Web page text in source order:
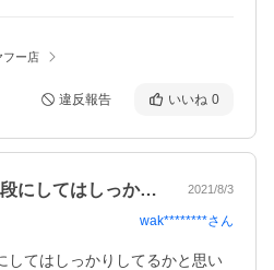
フー店
違反報告 いいね 0
シンプルに使えて、値段にしてはしっかり… 2021/8/3
wak********さん
してはしっかりしてるかと思い